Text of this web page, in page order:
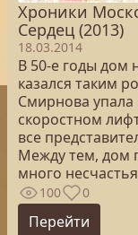
Хроники
Сердец (2013)
18.03.2014
В 50-е годы дом
казался таким
Смирнова
скоростном
все
Между тем, дом
много
100 0
Перейти